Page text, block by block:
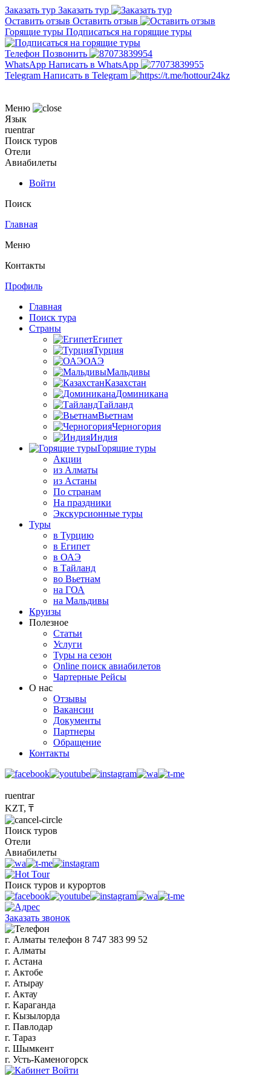
Заказать тур Заказать тур
Оставить отзыв Оставить отзыв
Горящие туры Подписаться на горящие туры
Телефон Позвонить
WhatsApp Написать в WhatsApp
Telegram Написать в Telegram
Меню
Язык
ruentrar
Поиск туров
Отели
Авиабилеты
Войти
Поиск
Главная
Меню
Контакты
Профиль
Главная
Поиск тура
Страны
Египет
Турция
ОАЭ
Мальдивы
Казахстан
Доминикана
Тайланд
Вьетнам
Черногория
Индия
Горящие туры
Акции
из Алматы
из Астаны
По странам
На праздники
Экскурсионные туры
Туры
в Турцию
в Египет
в ОАЭ
в Тайланд
во Вьетнам
на ГОА
на Мальдивы
Круизы
Полезное
Статьи
Услуги
Туры на сезон
Online поиск авиабилетов
Чартерные Рейсы
О нас
Отзывы
Вакансии
Документы
Партнеры
Обращение
Контакты
ruentrar
KZT, ₸
Поиск туров
Отели
Авиабилеты
Поиск туров и курортов
Заказать звонок
г. Алматы телефон 8 747 383 99 52
г. Алматы
г. Астана
г. Актобе
г. Атырау
г. Актау
г. Караганда
г. Кызылорда
г. Павлодар
г. Тараз
г. Шымкент
г. Усть-Каменогорск
Войти